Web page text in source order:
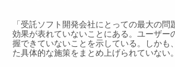
「受託ソフト開発会社にとっての最大の問
効果が表れていないことにある。ユーザー
握できていないことを示している。しかも
た具体的な施策をまとめ上げられていない